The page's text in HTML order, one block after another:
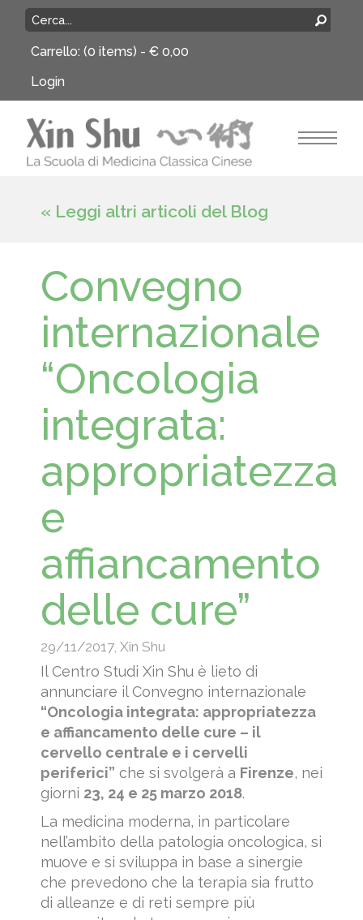
Carrello: (0 items) - € 0,00
Login
« Leggi altri articoli del Blog
Convegno
internazionale
“Oncologia
integrata:
appropriatezza
e
affiancamento
delle cure”
29/11/2017, Xin Shu
Il Centro Studi Xin Shu è lieto di
annunciare il Convegno internazionale
“Oncologia integrata: appropriatezza
e affiancamento delle cure – il
cervello centrale e i cervelli
periferici” che si svolgerà a Firenze, nei
giorni 23, 24 e 25 marzo 2018.
La medicina moderna, in particolare
nell’ambito della patologia oncologica, si
muove e si sviluppa in base a sinergie
che prevedono che la terapia sia frutto
di alleanze e di reti sempre più